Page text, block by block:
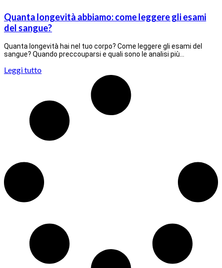
Quanta longevità abbiamo: come leggere gli esami
del sangue?
Quanta longevità hai nel tuo corpo? Come leggere gli esami del
sangue? Quando preccouparsi e quali sono le analisi più…
Leggi tutto